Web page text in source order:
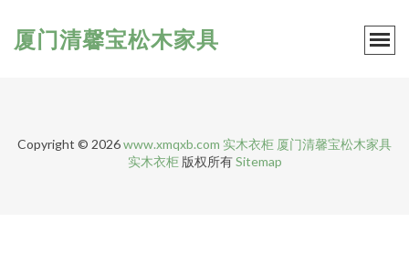
厦门清馨宝松木家具
Copyright © 2026www.xmqxb.com 实木衣柜 厦门清馨宝松木家具
实木衣柜版权所有Sitemap